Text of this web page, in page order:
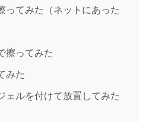
ってみた（ネットにあった
擦ってみた
みた
ェルを付けて放置してみた